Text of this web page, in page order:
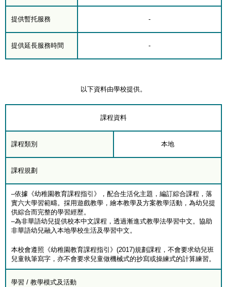
提供暫托服務 -
提供延長服務時間 -
以下資料由學校提供。
課程資料
課程類別 本地
課程規劃
–依據《幼稚園教育課程指引》，配合生活化主題，編訂綜合課程，落
實六大學習範疇。採用遊戲教學，繪本教學及方案教學活動，為幼兒提
供綜合而完整的學習經歷。
–為非華語幼兒提供校本中文課程，透過漸進式教學法學習中文。協助
非華語幼兒融入本地學校生活及學習中文。
本校會遵照《幼稚園教育課程指引》(2017)規劃課程，不會要求幼兒班
兒童執筆寫字，亦不會要求兒童做機械式的抄寫或操練式的計算練習。
學習 / 教學模式及活動